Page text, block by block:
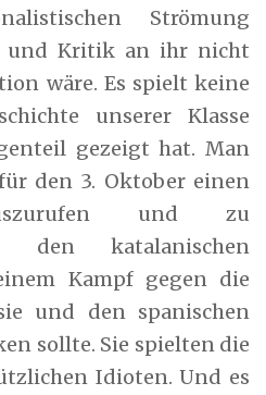
Strömung
und Kritik an ihr nicht
wäre. Es spielt keine
unserer Klasse
gezeigt hat. Man
den 3. Oktober einen
und zu
den katalanischen
Kampf gegen die
und den spanischen
sollte. Sie spielten die
Idioten. Und es